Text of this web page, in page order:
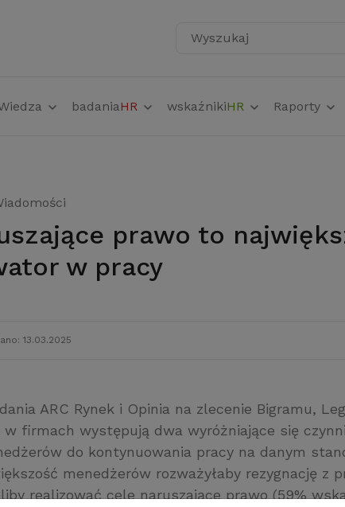
Wyszukaj
badaniaHR wskaźnikiHR Raporty
w pracy
13.03.2025
ARC Rynek i Opinia na zlecenie Bigramu,
firmach występują dwa wyróżniające się
do kontynuowania pracy na danym
menedżerów rozważyłaby rezygnację z
realizować cele naruszające prawo (59%